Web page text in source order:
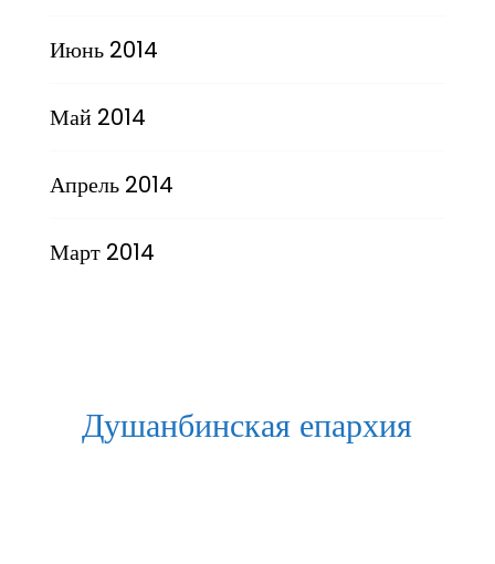
Июнь 2014
Май 2014
Апрель 2014
Март 2014
Душанбинская епархия